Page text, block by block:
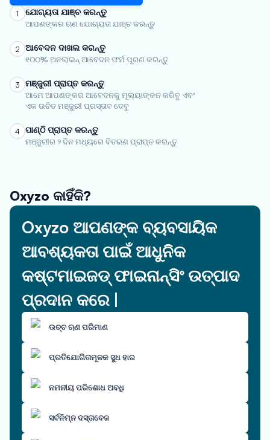
1 ଯୋଗ୍ୟତା ଯାଞ୍ଚ କରନ୍ତୁ
ଆପଣଙ୍କର ଋଣ ଯୋଗ୍ୟତା ଯାଞ୍ଚ କରନ୍ତୁ
2 ଆବେଦନ ଦାଖଲ କରନ୍ତୁ
୧୦୦% ଅନଲାଇନ୍ ଆବେଦନ ଫର୍ମ ପୂରଣ କରନ୍ତୁ
3 ମଞ୍ଜୁରୀ ପ୍ରାପ୍ତ କରନ୍ତୁ
ଆମେ ଆପଣଙ୍କର ଆବେଦନକୁ ମୂଲ୍ୟାଙ୍କନ କରିବୁ ଏବଂ
ଏକ ଉଚିତ ମଞ୍ଜୁରୀ ପ୍ରସ୍ତାବ ଦେବୁ
4 ପାଣ୍ଠି ପ୍ରାପ୍ତ କରନ୍ତୁ
ମଞ୍ଜୁରୀର ୨ ଦିନ ମଧ୍ୟରେ ବିତରଣ ପ୍ରାପ୍ତ କରନ୍ତୁ
Oxyzo କାହିଁକି?
Oxyzo ଆପଣଙ୍କ ବ୍ୟବସାୟିକ
ଆବଶ୍ୟକତା ପାଇଁ ଆଧୁନିକ
କଷ୍ଟମାଇଜଡ୍ ଫାଇନାନ୍ସିଂ ଉତ୍ପାଦ
ପ୍ରଦାନ କରେ |
ଉଚ୍ଚ ଋଣ ପରିମାଣ
ପ୍ରତିଯୋଗିତାମୂଳକ ସୁଧ ହାର
ନମନୀୟ ପରିଶୋଧ ଅବଧି
ସର୍ବନିମ୍ନ ଦସ୍ତାବେଜ